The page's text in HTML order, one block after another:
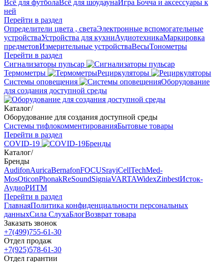
Всё для футболаВсё для шоудаунаИгра Бочча и аксессуары к
ней
Перейти в раздел
Определители цвета , светаЭлектронные вспомогательные
устройстваУстройства для кухниАудиотехникаМаркировка
предметовИзмерительные устройстваВесыТонометры
Перейти в раздел
Сигнализаторы пульсар
Термометры
Рециркуляторы
Cистемы оповещения
Оборудование
для создания доступной среды
Каталог/
Оборудование для создания доступной среды
Системы тифлокомментированияБытовые товары
Перейти в раздел
COVID-19
Бренды
Каталог/
Бренды
AudifonAuricaBernafonFOCUSrayiCellTechMed-
MosOticonPhonakReSoundSigniaVARTAWidexZinbestИсток-
АудиоРИТМ
Перейти в раздел
ГлавнаяПолитика конфиденциальности персональных
данныхСила СлухаБлогВозврат товара
Заказать звонок
+7(499)755-61-30
Отдел продаж
+7(925)578-61-30
Отдел гарантии